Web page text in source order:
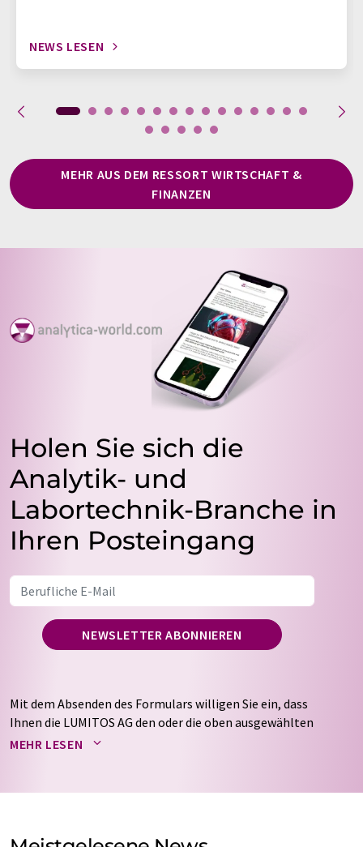
NEWS LESEN
MEHR AUS DEM RESSORT WIRTSCHAFT &
FINANZEN
Holen Sie sich die
Analytik- und
Labortechnik-Branche in
Ihren Posteingang
NEWSLETTER ABONNIEREN
Mit dem Absenden des Formulars willigen Sie ein, dass
Ihnen die LUMITOS AG den oder die oben ausgewählten
Newsletter per E-Mail zusendet. Ihre Daten werden
auf Basis unsererDatenschutzerklärung. LUMITOS darf
Meinungsforschung per E-Mail kontaktieren. Ihre
MEHR LESEN